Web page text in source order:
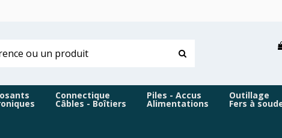
Connectique
Câbles - Boîtiers
Piles - Accus
Alimentations
Outillage
Fers à